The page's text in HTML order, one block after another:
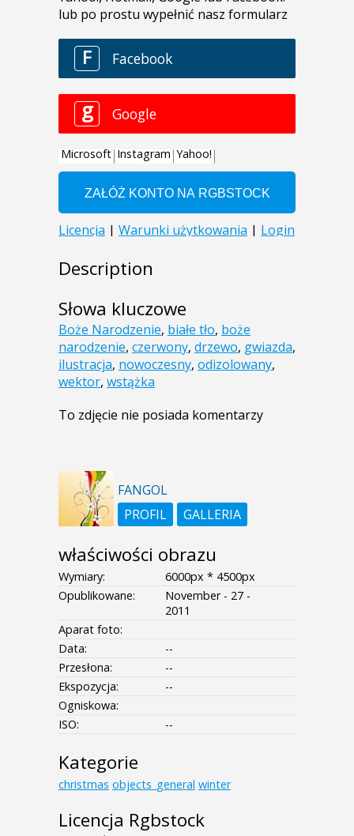
Description
Słowa kluczowe
Boże Narodzenie, białe tło, boże
narodzenie, czerwony, drzewo, gwiazda,
ilustracja, nowoczesny, odizolowany,
wektor, wstążka
To zdjęcie nie posiada komentarzy
FANGOL
PROFIL
GALLERIA
właściwości obrazu
Wymiary:
6000px * 4500px
Opublikowane:
November - 27 -
2011
Aparat foto:
Data:
--
Przesłona:
--
Ekspozycja:
--
Ogniskowa:
ISO:
--
Kategorie
christmas objects_general winter
Licencja Rgbstock